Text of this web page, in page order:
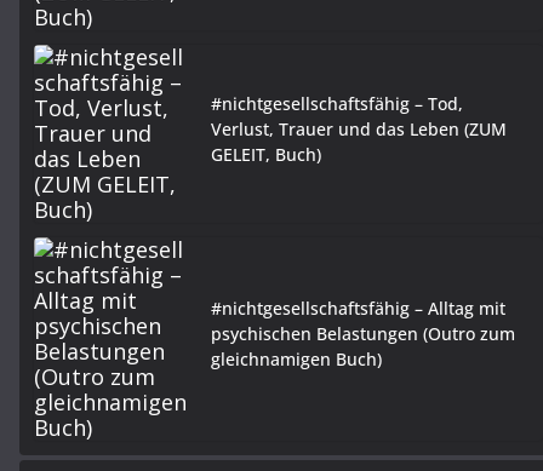
#nichtgesellschaftsfähig – Tod,
Verlust, Trauer und das Leben (ZUM
GELEIT, Buch)
#nichtgesellschaftsfähig – Alltag mit
psychischen Belastungen (Outro zum
gleichnamigen Buch)